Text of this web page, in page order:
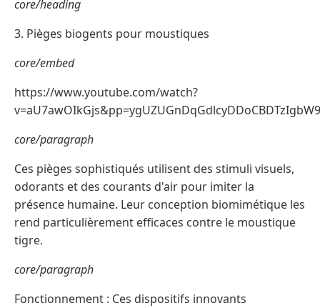
core/heading
3. Pièges biogents pour moustiques
core/embed
https://www.youtube.com/watch?
core/paragraph
Ces pièges sophistiqués utilisent des stimuli visuels,
odorants et des courants d'air pour imiter la
présence humaine. Leur conception biomimétique les
rend particulièrement efficaces contre le moustique
tigre.
core/paragraph
Fonctionnement : Ces dispositifs innovants